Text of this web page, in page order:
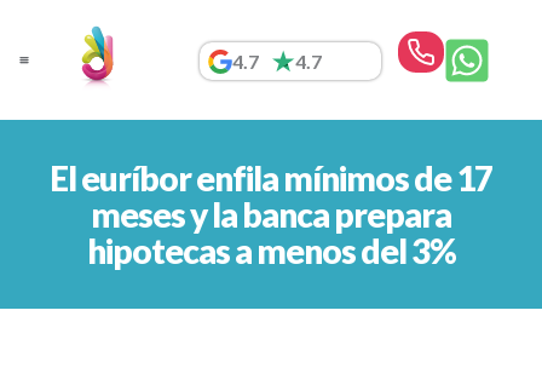
contenido
4.7 4.7
El euríbor enfila mínimos de 17
meses y la banca prepara
hipotecas a menos del 3%